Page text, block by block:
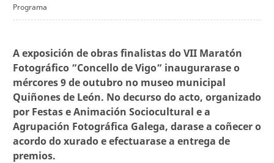
Programa
A exposición de obras finalistas do VII Maratón
Fotográfico ”Concello de Vigo” inaugurarase o
mércores 9 de outubro no museo municipal
Quiñones de León. No decurso do acto, organizado
por Festas e Animación Sociocultural e a
Agrupación Fotográfica Galega, darase a coñecer o
acordo do xurado e efectuarase a entrega de
premios.